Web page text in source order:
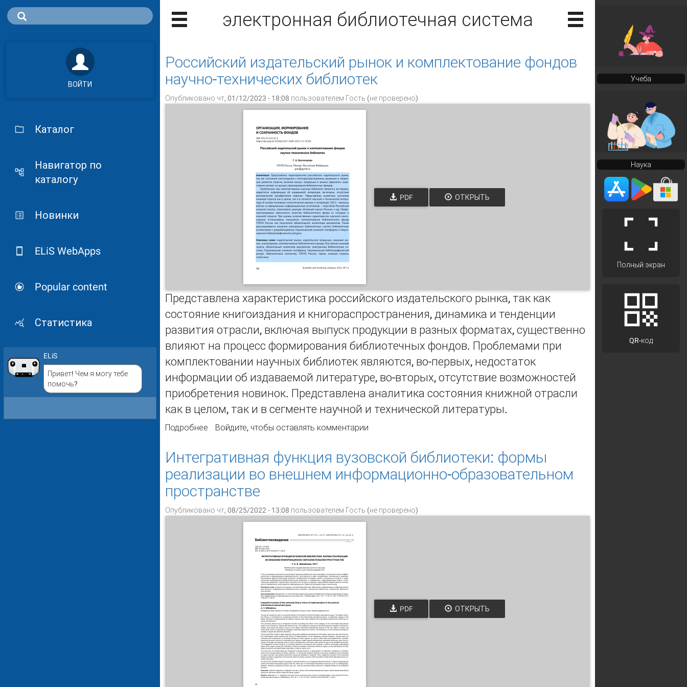
ВОЙТИ
Каталог
Навигатор по
каталогу
Новинки
ELiS WebApps
Popular content
Статистика
ELiS
Привет! Чем я могу тебе
помочь?
электронная библиотечная система
Российский издательский рынок и комплектование фондов
научно-технических библиотек
Опубликовано чт, 01/12/2023 - 18:08 пользователем Гость (не проверено)
PDF ОТКРЫТЬ
Представлена характеристика российского издательского рынка, так как
состояние книгоиздания и книгораспространения, динамика и тенденции
развития отрасли, включая выпуск продукции в разных форматах, существенно
влияют на процесс формирования библиотечных фондов. Проблемами при
комплектовании научных библиотек являются, во-первых, недостаток
информации об издаваемой литературе, во-вторых, отсутствие возможностей
приобретения новинок. Представлена аналитика состояния книжной отрасли
как в целом, так и в сегменте научной и технической литературы.
Подробнее о Российский издательский рынок и комплектование фондов научно-технических библиотек
Войдите, чтобы оставлять комментарии
Интегративная функция вузовской библиотеки: формы
реализации во внешнем информационно-образовательном
пространстве
Опубликовано чт, 08/25/2022 - 13:08 пользователем Гость (не проверено)
PDF ОТКРЫТЬ
Учеба
Наука
Полный экран
QR-код